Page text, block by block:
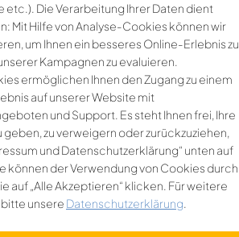
Die Verarbeitung Ihrer Daten dient
Mit Hilfe von Analyse-Cookies können wir
um Ihnen ein besseres Online-Erlebnis zu
Kampagnen zu evaluieren.
ermöglichen Ihnen den Zugang zu einem
auf unserer Website mit
und Support. Es steht Ihnen frei, Ihre
zu verweigern oder zurückzuziehen,
und Datenschutzerklärung“ unten auf
können der Verwendung von Cookies durch
auf „Alle Akzeptieren“ klicken. Für weitere
unsere Datenschutzerklärung.